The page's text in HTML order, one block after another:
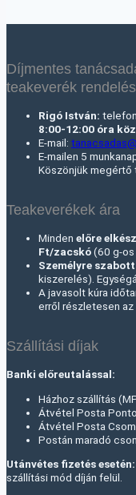
Díjmentes
teakeverék rendelés
Rigó István:
8:00-12:00 óra
E-mail:
E-mailen 5
Köszönjük megértő
Teakeverékek ára
Minden előre
Ft/zacskó(60 g-
Személyre
kiszerelés).
A javasolt kúra
erről részletesen
Szállítási díjak
Banki előreutalással:
Házhoz szállítás
Átvétel Posta
Átvétel Posta
Postán maradó
Utánvétes fizetés esetén:
szállítási mód díján felül.